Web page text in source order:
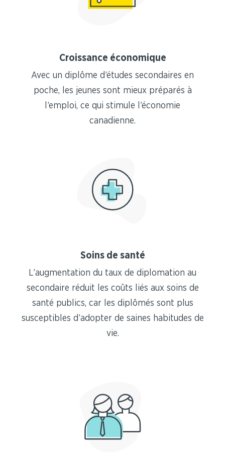
Croissance économique
Avec un diplôme d’études secondaires en
poche, les jeunes sont mieux préparés à
l’emploi, ce qui stimule l’économie
canadienne.
Soins de santé
L’augmentation du taux de diplomation au
secondaire réduit les coûts liés aux soins de
santé publics, car les diplômés sont plus
susceptibles d’adopter de saines habitudes de
vie.